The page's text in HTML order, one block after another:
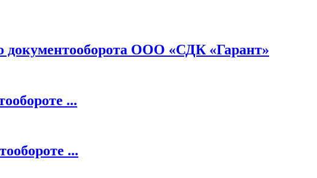
документооборота ООО «СДК «Гарант»
...
...